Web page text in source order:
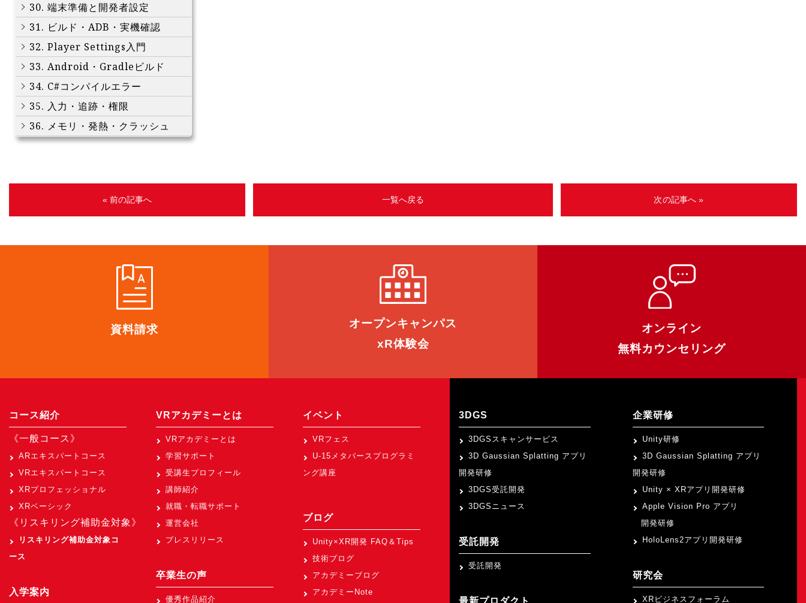
30. 端末準備と開発者設定
31. ビルド・ADB・実機確認
32. Player Settings入門
33. Android・Gradleビルド
34. C#コンパイルエラー
35. 入力・追跡・権限
36. メモリ・発熱・クラッシュ
« 前の記事へ 一覧へ戻る 次の記事へ »
資料請求 オープンキャンパス
xR体験会
オンライン
無料カウンセリング
コース紹介
《一般コース》
ARエキスパートコース
VRエキスパートコース
XRプロフェッショナル
XRベーシック
《リスキリング補助金対象》
リスキリング補助金対象コ
ース
入学案内
VRアカデミーとは
VRアカデミーとは
学習サポート
受講生プロフィール
講師紹介
就職・転職サポート
運営会社
プレスリリース
卒業生の声
優秀作品紹介
イベント
VRフェス
U-15メタバースプログラミ
ング講座
ブログ
Unity×XR開発 FAQ＆Tips
技術ブログ
アカデミーブログ
アカデミーNote
3DGS
3DGSスキャンサービス
3D Gaussian Splatting アプリ
開発研修
3DGS受託開発
3DGSニュース
受託開発
受託開発
最新プロダクト
企業研修
Unity研修
3D Gaussian Splatting アプリ
開発研修
Unity × XRアプリ開発研修
Apple Vision Pro アプリ
開発研修
HoloLens2アプリ開発研修
研究会
XRビジネスフォーラム